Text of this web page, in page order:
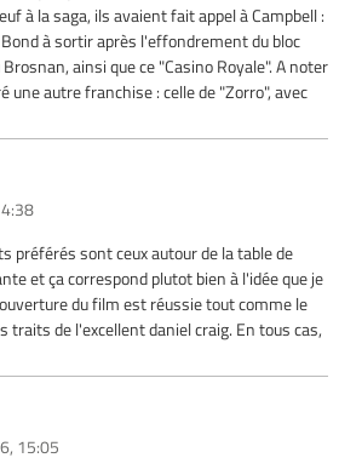
à la saga, ils avaient fait appel à Campbell :
à sortir après l'effondrement du bloc
ainsi que ce "Casino Royale". A noter
une autre franchise : celle de "Zorro", avec
préférés sont ceux autour de la table de
et ça correspond plutot bien à l'idée que je
du film est réussie tout comme le
traits de l'excellent daniel craig. En tous cas,
15:05